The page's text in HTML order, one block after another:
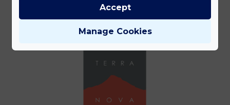
Manage Cookies
Accept